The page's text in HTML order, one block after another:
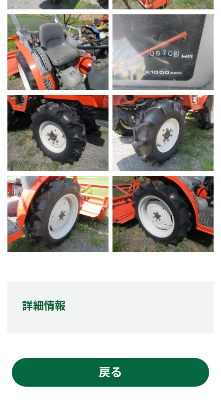
詳細情報
戻る